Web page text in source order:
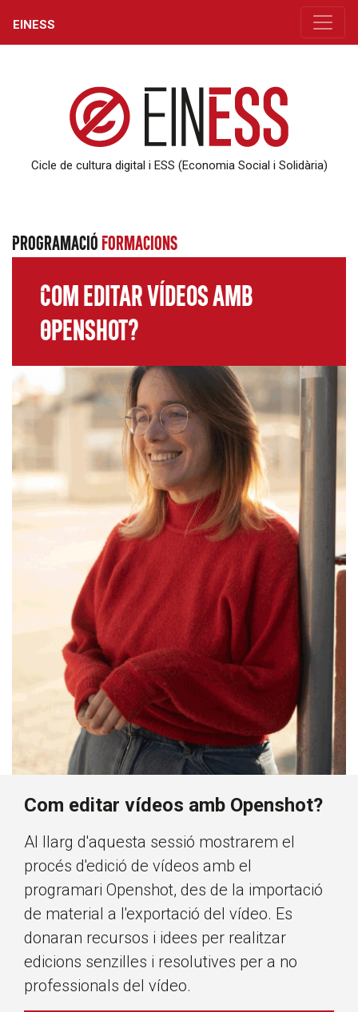
EINESS
Cicle de cultura digital i ESS (Economia Social i Solidària)
Programació Formacions
Com editar vídeos amb
Openshot?
Com editar vídeos amb Openshot?
Al llarg d'aquesta sessió mostrarem el
procés d'edició de vídeos amb el
programari Openshot, des de la importació
de material a l'exportació del vídeo. Es
donaran recursos i idees per realitzar
edicions senzilles i resolutives per a no
professionals del vídeo.